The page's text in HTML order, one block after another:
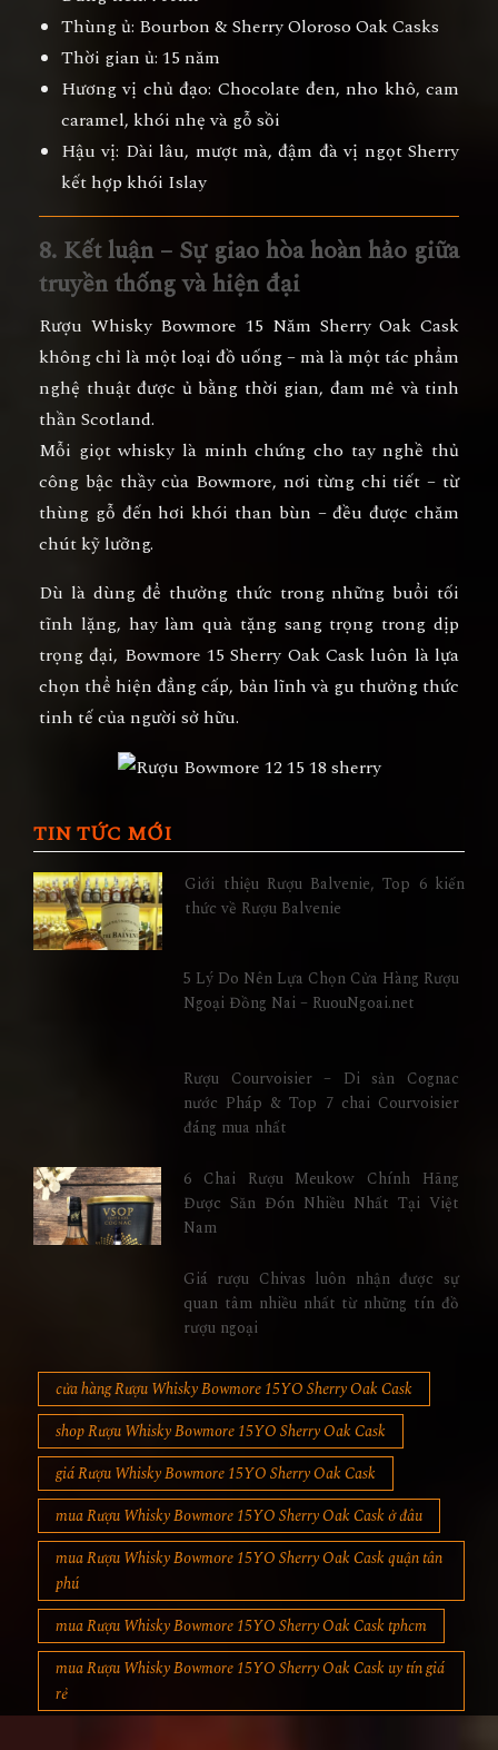
Thùng ủ: Bourbon & Sherry Oloroso Oak Casks
Thời gian ủ: 15 năm
Hương vị chủ đạo: Chocolate đen, nho khô, cam
caramel, khói nhẹ và gỗ sồi
Hậu vị: Dài lâu, mượt mà, đậm đà vị ngọt Sherry
kết hợp khói Islay
8. Kết luận – Sự giao hòa hoàn hảo giữa
truyền thống và hiện đại
Rượu Whisky Bowmore 15 Năm Sherry Oak Cask
không chỉ là một loại đồ uống – mà làmột tác phẩm
nghệ thuật được ủ bằng thời gian, đam mê và tinh
thần Scotland.
Mỗi giọt whisky là minh chứng cho tay nghề thủ
công bậc thầy của Bowmore, nơi từng chi tiết – từ
thùng gỗ đến hơi khói than bùn – đều được chăm
chút kỹ lưỡng.
Dù là dùng để thưởng thức trong những buổi tối
tĩnh lặng, hay làm quà tặng sang trọng trong dịp
trọng đại, Bowmore 15 Sherry Oak Cask luôn là lựa
chọn thể hiệnđẳng cấp, bản lĩnh và gu thưởng thức
tinh tếcủa người sở hữu.
TIN TỨC MỚI
Giới thiệu Rượu Balvenie, Top 6 kiến
thức về Rượu Balvenie
5 Lý Do Nên Lựa Chọn Cửa Hàng Rượu
Ngoại Đồng Nai – RuouNgoai.net
Rượu Courvoisier – Di sản Cognac
nước Pháp & Top 7 chai Courvoisier
đáng mua nhất
6 Chai Rượu Meukow Chính Hãng
Được Săn Đón Nhiều Nhất Tại Việt
Nam
Giá rượu Chivas luôn nhận được sự
quan tâm nhiều nhất từ những tín đồ
rượu ngoại
cửa hàng Rượu Whisky Bowmore 15YO Sherry Oak Cask
shop Rượu Whisky Bowmore 15YO Sherry Oak Cask
giá Rượu Whisky Bowmore 15YO Sherry Oak Cask
mua Rượu Whisky Bowmore 15YO Sherry Oak Cask ở đâu
mua Rượu Whisky Bowmore 15YO Sherry Oak Cask quận tân
phú
mua Rượu Whisky Bowmore 15YO Sherry Oak Cask tphcm
mua Rượu Whisky Bowmore 15YO Sherry Oak Cask uy tín giá
rẻ